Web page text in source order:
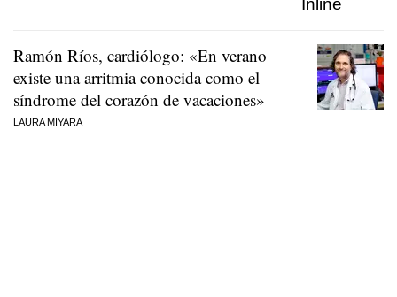
Ramón Ríos, cardiólogo: «En verano
existe una arritmia conocida como el
síndrome del corazón de vacaciones»
LAURA MIYARA